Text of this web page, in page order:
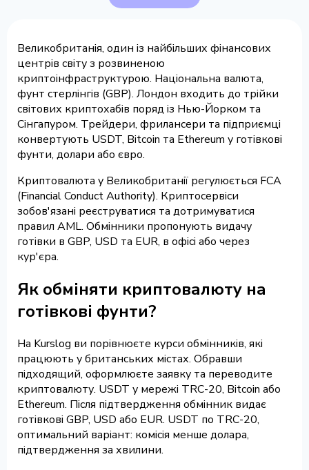
Великобританія, один із найбільших фінансових
центрів світу з розвиненою
криптоінфраструктурою. Національна валюта,
фунт стерлінгів (GBP). Лондон входить до трійки
світових криптохабів поряд із Нью-Йорком та
Сінгапуром. Трейдери, фрилансери та підприємці
конвертують USDT, Bitcoin та Ethereum у готівкові
фунти, долари або євро.
Криптовалюта у Великобританії регулюється FCA
(Financial Conduct Authority). Криптосервіси
зобов'язані реєструватися та дотримуватися
правил AML. Обмінники пропонують видачу
готівки в GBP, USD та EUR, в офісі або через
кур'єра.
Як обміняти криптовалюту на
готівкові фунти?
На Kurslog ви порівнюєте курси обмінників, які
працюють у британських містах. Обравши
підходящий, оформлюєте заявку та переводите
криптовалюту. USDT у мережі TRC-20, Bitcoin або
Ethereum. Після підтвердження обмінник видає
готівкові GBP, USD або EUR. USDT по TRC-20,
оптимальний варіант: комісія менше долара,
підтвердження за хвилини.